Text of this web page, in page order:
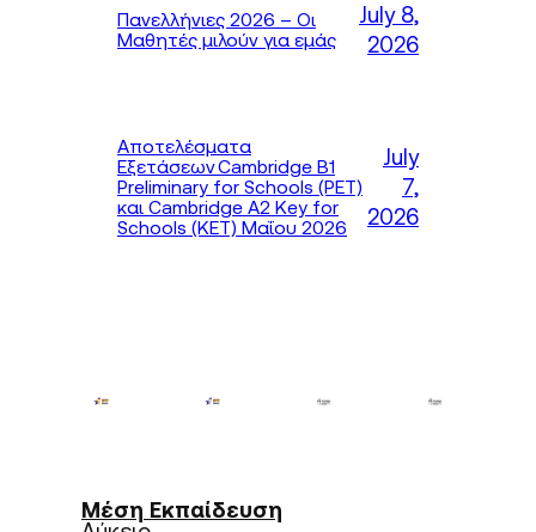
Πανελλήνιες 2026 – Οι
Μαθητές μιλούν για εμάς
July 8,
2026
Αποτελέσματα
Εξετάσεων Cambridge B1
Preliminary for Schools (PET)
και Cambridge A2 Key for
Schools (KET) Μαΐου 2026
July
7,
2026
Μέση Εκπαίδευση